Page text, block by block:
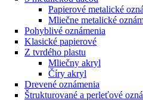
Papierové metalické
Mliečne metalické
Pohyblivé oznámenia
Klasické papierové
Z tvrdého plastu
Mliečny akryl
Číry akryl
Drevené oznámenia
Štrukturované a perleťové